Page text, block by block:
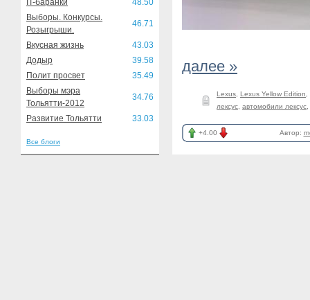
IT-баранки
48.50
Выборы. Конкурсы.
Розыгрыши.
46.71
Вкусная жизнь
43.03
Додыр
39.58
Полит просвет
35.49
Выборы мэра
Тольятти-2012
34.76
Развитие Тольятти 33.03
Все блоги
далее »
Lexus Lexus Yellow Edition
лексус автомобили лексус
+4.00 Автор: